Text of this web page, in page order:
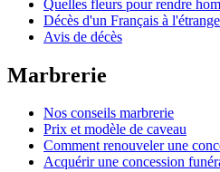
Quelles fleurs pour rendre
Décès d'un Français à
Avis de décès
Marbrerie
Nos conseils marbrerie
Prix et modèle de caveau
Comment renouveler une
Acquérir une concession